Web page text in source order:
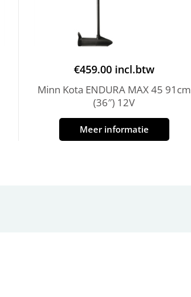
€459.00 incl.btw
Minn Kota ENDURA MAX 45 91cm
(36″) 12V
Meer informatie